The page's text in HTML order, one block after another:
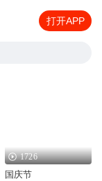
打开APP
1726
国庆节